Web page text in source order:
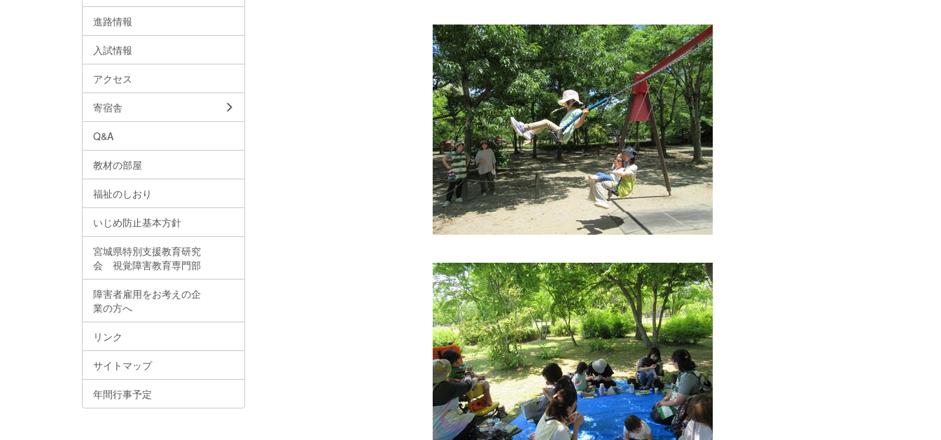
進路情報
入試情報
アクセス
寄宿舎
Q&A
教材の部屋
福祉のしおり
いじめ防止基本方針
宮城県特別支援教育研究
会 視覚障害教育専門部
障害者雇用をお考えの企
業の方へ
リンク
サイトマップ
年間行事予定